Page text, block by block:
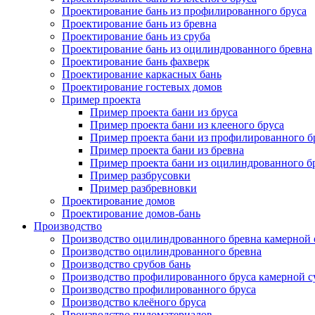
Проектирование бань из профилированного бруса
Проектирование бань из бревна
Проектирование бань из сруба
Проектирование бань из оцилиндрованного бревна
Проектирование бань фахверк
Проектирование каркасных бань
Проектирование гостевых домов
Пример проекта
Пример проекта бани из бруса
Пример проекта бани из клееного бруса
Пример проекта бани из профилированного
Пример проекта бани из бревна
Пример проекта бани из оцилиндрованного
Пример разбрусовки
Пример разбревновки
Проектирование домов
Проектирование домов-бань
Производство
Производство оцилиндрованного бревна камерной
Производство оцилиндрованного бревна
Производство срубов бань
Производство профилированного бруса камерной
Производство профилированного бруса
Производство клеёного бруса